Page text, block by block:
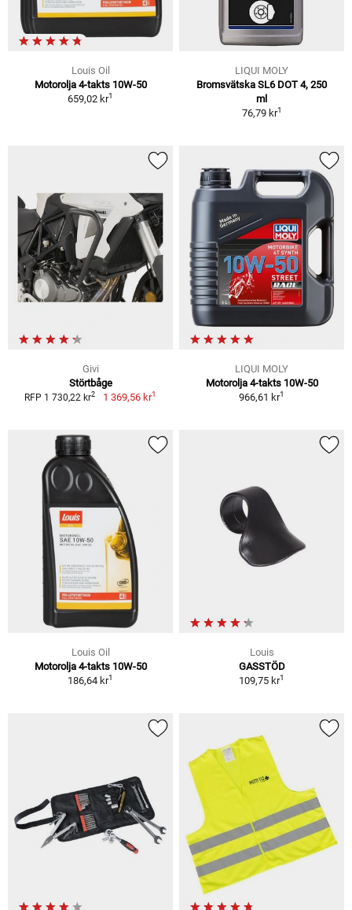
Louis Oil
Motorolja 4-takts 10W-50
659,02 kr1
LIQUI MOLY
Bromsvätska SL6 DOT 4, 250
ml
76,79 kr1
Givi
Störtbåge
RFP 1 730,22 kr2 1 369,56 kr1
LIQUI MOLY
Motorolja 4-takts 10W-50
966,61 kr1
Louis Oil
Motorolja 4-takts 10W-50
186,64 kr1
Louis
GASSTÖD
109,75 kr1